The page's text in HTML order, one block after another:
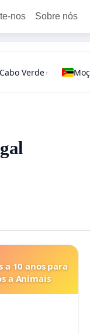
nos Sobre nós
Cabo Verde›
a 10 anos para
a Animais